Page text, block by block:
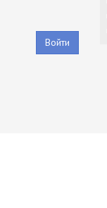
Войти